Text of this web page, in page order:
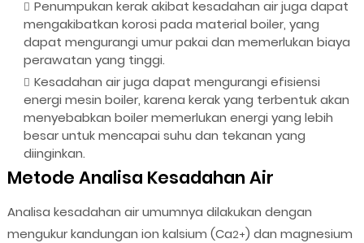
Penumpukan kerak akibat kesadahan air juga dapat
mengakibatkan korosi pada material boiler, yang
dapat mengurangi umur pakai dan memerlukan biaya
perawatan yang tinggi.
Kesadahan air juga dapat mengurangi efisiensi
energi mesin boiler, karena kerak yang terbentuk akan
menyebabkan boiler memerlukan energi yang lebih
besar untuk mencapai suhu dan tekanan yang
diinginkan.
Metode Analisa Kesadahan Air
Analisa kesadahan air umumnya dilakukan dengan
mengukur kandungan ion kalsium (Ca2+) dan magnesium